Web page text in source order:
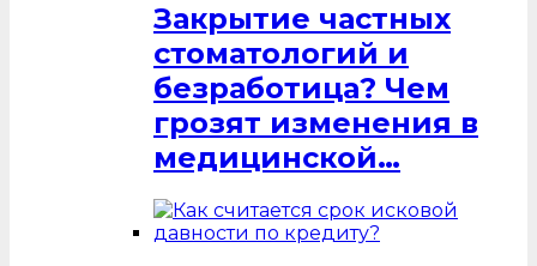
Закрытие частных
стоматологий и
безработица? Чем
грозят изменения в
медицинской…